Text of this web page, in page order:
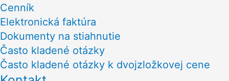
Cenník
Elektronická faktúra
Dokumenty na stiahnutie
Často kladené otázky
Často kladené otázky k dvojzložkovej cene